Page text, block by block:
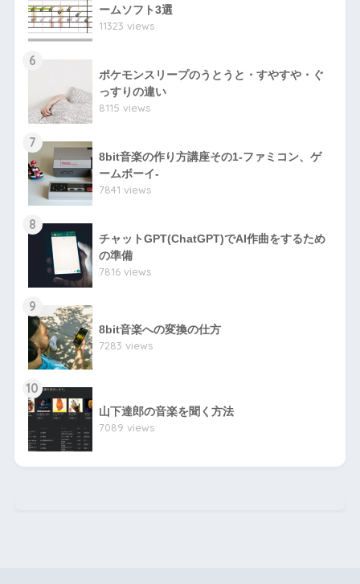
ームソフト3選
11323 views
6
ポケモンスリープのうとうと・すやすや・ぐ
っすりの違い
8115 views
7
8bit音楽の作り方講座その1-ファミコン、ゲ
ームボーイ-
7841 views
8
チャットGPT(ChatGPT)でAI作曲をするため
の準備
7816 views
9
8bit音楽への変換の仕方
7283 views
10
山下達郎の音楽を聞く方法
7089 views